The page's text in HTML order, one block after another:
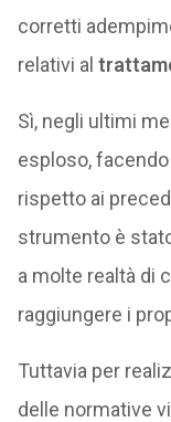
corretti
relativi al
Sì, negli ultimi
esploso,
rispetto ai
strumento è
a molte realtà di
raggiungere i
Tuttavia per
delle normative